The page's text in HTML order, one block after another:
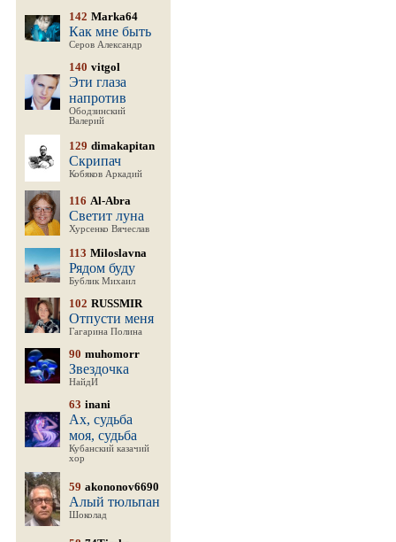
142 Marka64
Как мне быть
Серов Александр
140 vitgol
Эти глаза
напротив
Ободзинский
Валерий
129 dimakapitan
Скрипач
Кобяков Аркадий
116 Al-Abra
Светит луна
Хурсенко Вячеслав
113 Miloslavna
Рядом буду
Бублик Михаил
102 RUSSMIR
Отпусти меня
Гагарина Полина
90 muhomorr
Звездочка
НайдИ
63 inani
Ах, судьба
моя, судьба
Кубанский казачий
хор
59 akononov6690
Алый тюльпан
Шоколад